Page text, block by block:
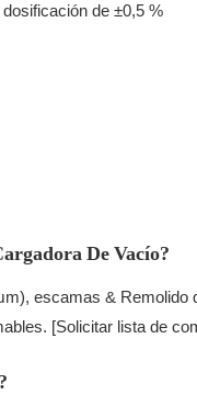
de ±0,5 %
De Vacío?
escamas &
[Solicitar lista de